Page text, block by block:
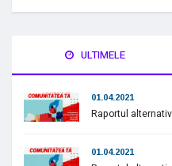
ULTIMELE
01.04.2021
Raportul
01.04.2021